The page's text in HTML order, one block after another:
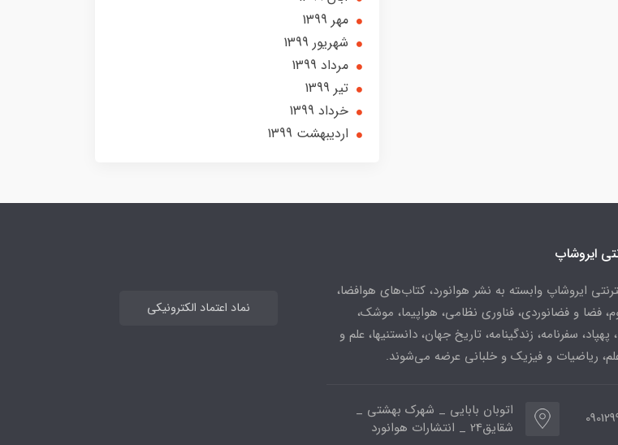
مهر 1399
شهریور 1399
مرداد 1399
تير 1399
خرداد 1399
ارديبهشت 1399
ایروشاپ
ایروشاپ وابسته به نشر هوانورد، کتاب‌های هوافضا،
فضا و فضانوردی، فناوری نظامی، هواپیما، موشک،
پهپاد، سفرنامه، زندگینامه، تاریخ جهان، دانستنیها، علم و
ریاضیات و فیزیک و خلبانی عرضه می‌شوند.
اتوبان بابایی _ شهرک بهشتی _
شقایق24 _ انتشارات هوانورد
نماد اعتماد الکترونیکی